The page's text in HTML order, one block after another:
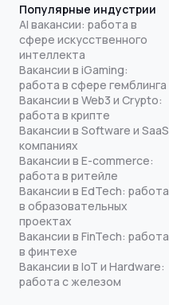
Популярные индустрии
AI вакансии: работа в
сфере искусственного
интеллекта
Вакансии в iGaming:
работа в сфере гемблинга
Вакансии в Web3 и Crypto:
работа в крипте
Вакансии в Software и SaaS
компаниях
Вакансии в E-commerce:
работа в ритейле
Вакансии в EdTech: работа
в образовательных
проектах
Вакансии в FinTech: работа
в финтехе
Вакансии в IoT и Hardware:
работа с железом